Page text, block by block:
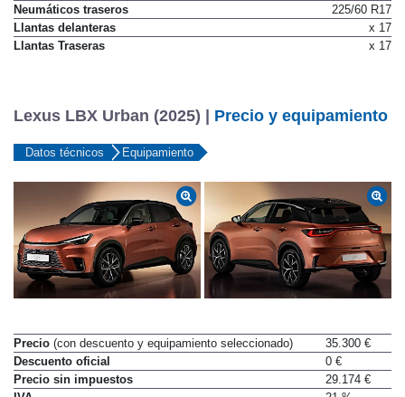
Neumáticos traseros
225/60 R17
Llantas delanteras
x 17
Llantas Traseras
x 17
Lexus LBX Urban (2025) | Precio y equipamiento
Datos técnicos Equipamiento
Precio (con descuento y equipamiento seleccionado)
35.300 €
Descuento oficial
0 €
Precio sin impuestos
29.174 €